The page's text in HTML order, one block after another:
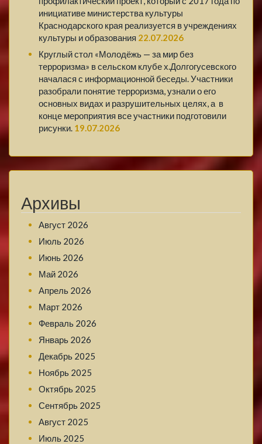
инициативе министерства культуры
Краснодарского края реализуется в учреждениях
культуры и образования 22.07.2026
Круглый стол «Молодёжь — за мир без
терроризма» в сельском клубе х.Долгогусевского
началася с информационной беседы. Участники
разобрали понятие терроризма, узнали о его
основных видах и разрушительных целях, а в
конце мероприятия все участники подготовили
рисунки. 19.07.2026
Архивы
Август 2026
Июль 2026
Июнь 2026
Май 2026
Апрель 2026
Март 2026
Февраль 2026
Январь 2026
Декабрь 2025
Ноябрь 2025
Октябрь 2025
Сентябрь 2025
Август 2025
Июль 2025